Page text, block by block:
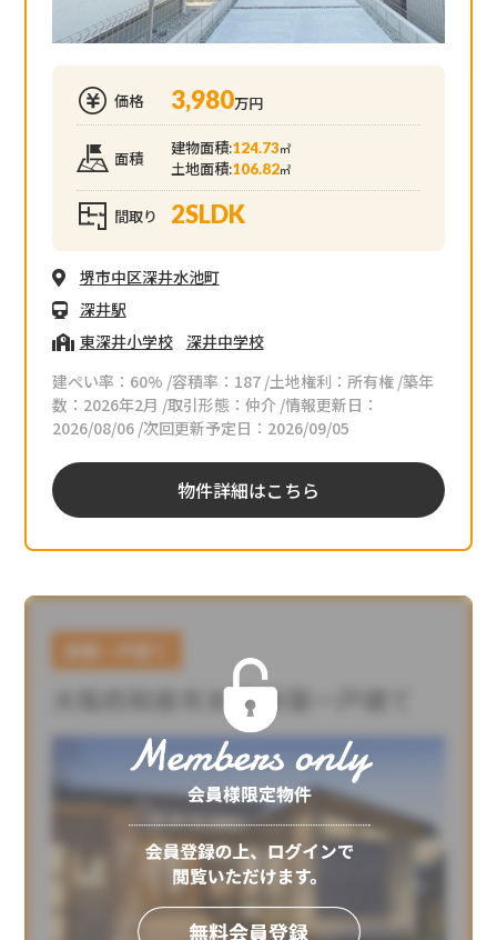
価格 3,980万円
面積 建物面積:124.73㎡
土地面積:106.82㎡
間取り 2SLDK
堺市中区深井水池町
深井駅
東深井小学校
深井中学校
建ぺい率：60% /容積率：187 /土地権利：所有権 /築年
数：2026年2月 /取引形態：仲介 /情報更新日：
2026/08/06 /次回更新予定日：2026/09/05
物件詳細はこちら